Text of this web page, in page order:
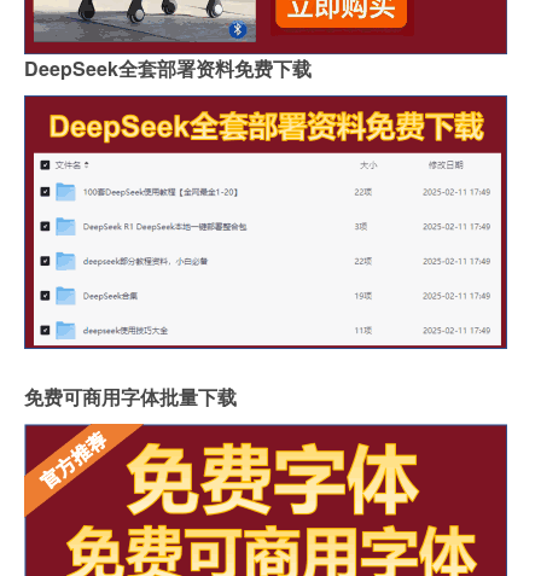
DeepSeek全套部署资料免费下载
免费可商用字体批量下载